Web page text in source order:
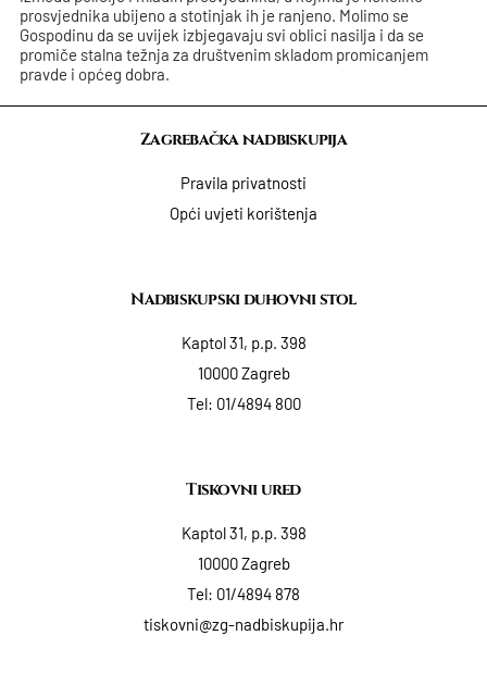
prosvjednika ubijeno a stotinjak ih je ranjeno. Molimo se
Gospodinu da se uvijek izbjegavaju svi oblici nasilja i da se
promiče stalna težnja za društvenim skladom promicanjem
pravde i općeg dobra.
Zagrebačka nadbiskupija
Pravila privatnosti
Opći uvjeti korištenja
Nadbiskupski duhovni stol
Kaptol 31, p.p. 398
10000 Zagreb
Tel: 01/4894 800
Tiskovni ured
Kaptol 31, p.p. 398
10000 Zagreb
Tel: 01/4894 878
tiskovni@zg-nadbiskupija.hr